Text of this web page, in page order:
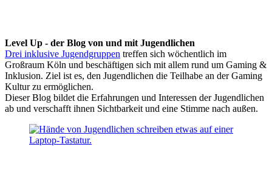
Level Up - der Blog von und mit Jugendlichen
Drei inklusive Jugendgruppen treffen sich wöchentlich im
Großraum Köln und beschäftigen sich mit allem rund um Gaming &
Inklusion. Ziel ist es, den Jugendlichen die Teilhabe an der Gaming
Kultur zu ermöglichen.
Dieser Blog bildet die Erfahrungen und Interessen der Jugendlichen
ab und verschafft ihnen Sichtbarkeit und eine Stimme nach außen.